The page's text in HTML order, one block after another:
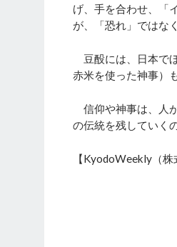
げ、手を合わせ、「
が、「恐れ」ではな
豆酘には、日本で
赤米を使った神事）
信仰や神事は、人
の伝統を残していく
【KyodoWeekly（